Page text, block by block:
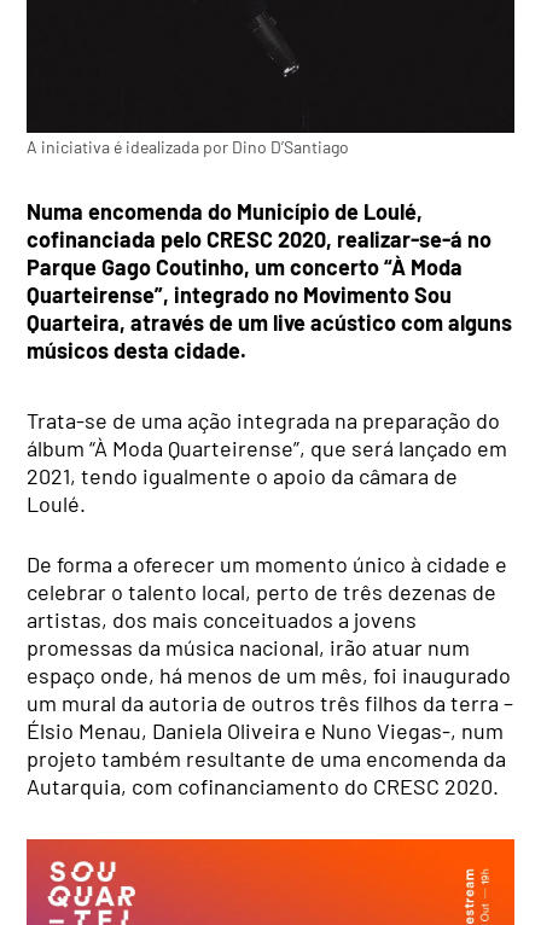
A iniciativa é idealizada por Dino D’Santiago
Numa encomenda do Município de Loulé,
cofinanciada pelo CRESC 2020, realizar-se-á no
Parque Gago Coutinho, um concerto “À Moda
Quarteirense”, integrado no Movimento Sou
Quarteira, através de um live acústico com alguns
músicos desta cidade.
Trata-se de uma ação integrada na preparação do
álbum “À Moda Quarteirense”, que será lançado em
2021, tendo igualmente o apoio da câmara de
Loulé.
De forma a oferecer um momento único à cidade e
celebrar o talento local, perto de três dezenas de
artistas, dos mais conceituados a jovens
promessas da música nacional, irão atuar num
espaço onde, há menos de um mês, foi inaugurado
um mural da autoria de outros três filhos da terra –
Élsio Menau, Daniela Oliveira e Nuno Viegas-, num
projeto também resultante de uma encomenda da
Autarquia, com cofinanciamento do CRESC 2020.